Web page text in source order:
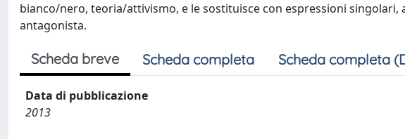
bianco/nero, teoria/attivismo, e le sostituisce con espressioni
antagonista.
Scheda breve Scheda completa Scheda completa
Data di pubblicazione
2013